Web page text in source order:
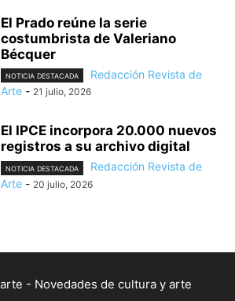
El Prado reúne la serie
costumbrista de Valeriano
Bécquer
NOTICIA DESTACADA
Redacción Revista de
Arte - 21 julio, 2026
El IPCE incorpora 20.000 nuevos
registros a su archivo digital
NOTICIA DESTACADA
Redacción Revista de
Arte - 20 julio, 2026